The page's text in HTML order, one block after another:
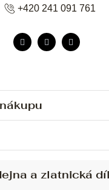
údajů
schůzky
+420 241 091 761
a zlatnická